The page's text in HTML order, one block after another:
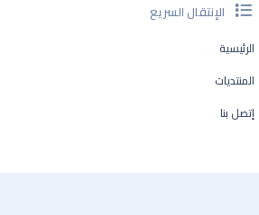
الإنتقال السريع
الرئيسية
المنتديات
إتصل بنا